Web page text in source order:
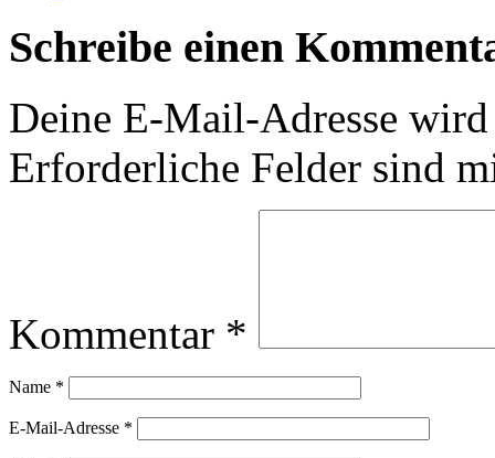
Schreibe einen
Deine E-Mail-Adresse
Erforderliche Felder sind
Kommentar *
Name *
E-Mail-Adresse *